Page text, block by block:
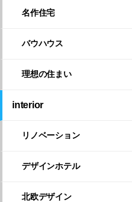
名作住宅
バウハウス
理想の住まい
interior
リノベーション
デザインホテル
北欧デザイン